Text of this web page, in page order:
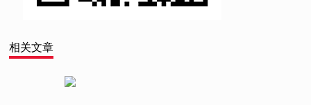
相关文章